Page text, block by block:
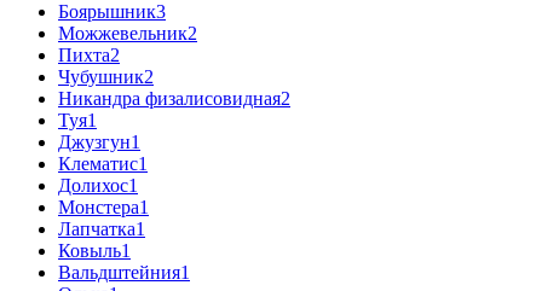
Боярышник3
Можжевельник2
Пихта2
Чубушник2
Никандра физалисовидная2
Туя1
Джузгун1
Клематис1
Долихос1
Монстера1
Лапчатка1
Ковыль1
Вальдштейния1